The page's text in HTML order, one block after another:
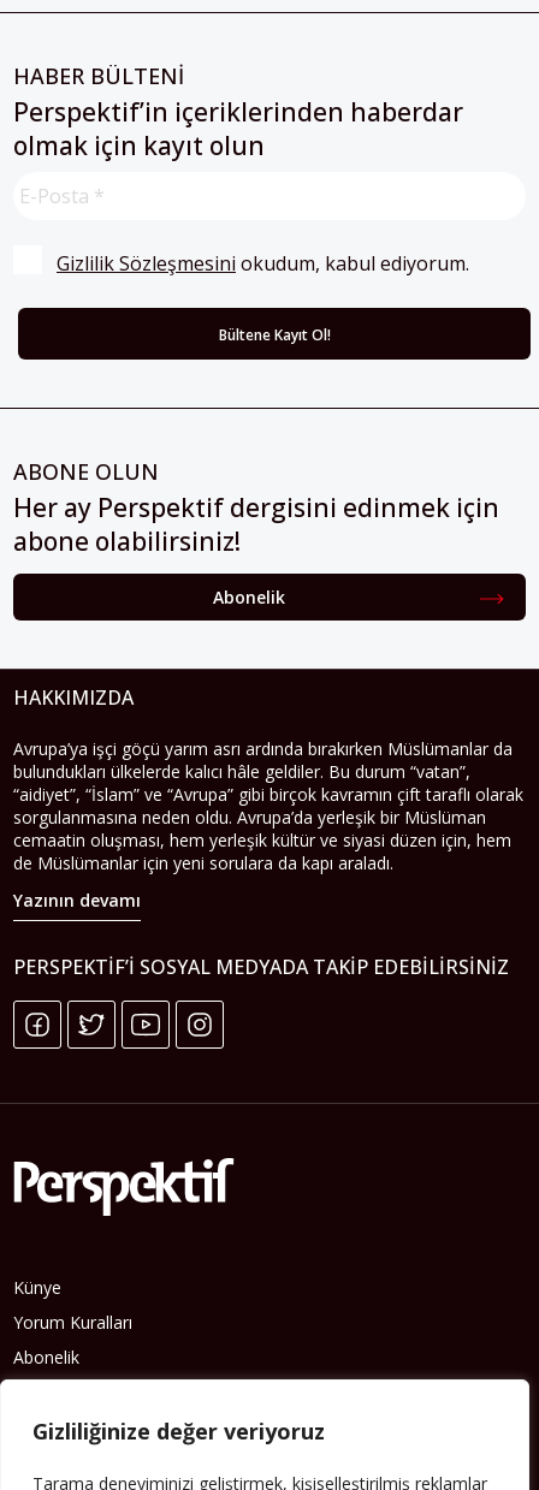
Gizliliğinize değer veriyoruz
Tarama deneyiminizi geliştirmek, kişiselleştirilmiş reklamlar
HABER BÜLTENİ
Perspektif’in içeriklerinden haberdar
olmak için kayıt olun
Gizlilik Sözleşmesini okudum, kabul ediyorum.
ABONE OLUN
Her ay Perspektif dergisini edinmek için
abone olabilirsiniz!
Abonelik
HAKKIMIZDA
Avrupa’ya işçi göçü yarım asrı ardında bırakırken Müslümanlar da
bulundukları ülkelerde kalıcı hâle geldiler. Bu durum “vatan”,
“aidiyet”, “İslam” ve “Avrupa” gibi birçok kavramın çift taraflı olarak
sorgulanmasına neden oldu. Avrupa’da yerleşik bir Müslüman
cemaatin oluşması, hem yerleşik kültür ve siyasi düzen için, hem
de Müslümanlar için yeni sorulara da kapı araladı.
Yazının devamı
PERSPEKTIF’I SOSYAL MEDYADA TAKIP EDEBILIRSINIZ
Künye
Yorum Kuralları
Abonelik
Hakkımızda